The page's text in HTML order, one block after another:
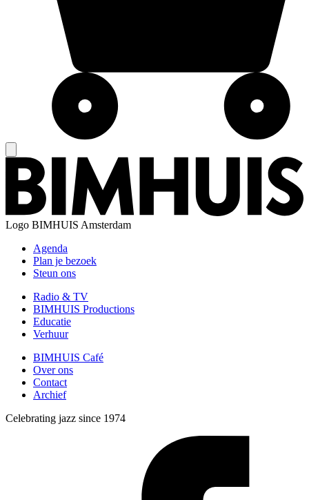
Logo BIMHUIS Amsterdam
Agenda
Plan je bezoek
Steun ons
Radio & TV
BIMHUIS Productions
Educatie
Verhuur
BIMHUIS Café
Over ons
Contact
Archief
Celebrating jazz since 1974